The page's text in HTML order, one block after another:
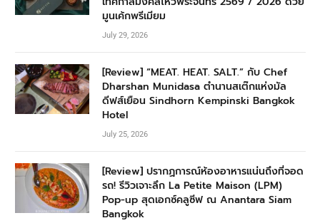
มูนเค้กพรีเมียม
July 29, 2026
[Review] “MEAT. HEAT. SALT.” กับ Chef
Dharshan Munidasa ตำนานสเต๊กแห่งมัล
ดีฟส์เยือน Sindhorn Kempinski Bangkok
Hotel
July 25, 2026
[Review] ปรากฏการณ์ห้องอาหารแน่นถึงที่จอด
รถ! รีวิวเจาะลึก La Petite Maison (LPM)
Pop-up สุดเอกซ์คลูซีฟ ณ Anantara Siam
Bangkok